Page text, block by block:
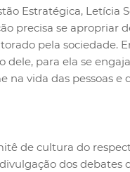
Estratégica, Letícia
precisa se apropriar
pela sociedade.
dele, para ela se
vida das pessoas e
de cultura do
dos debates